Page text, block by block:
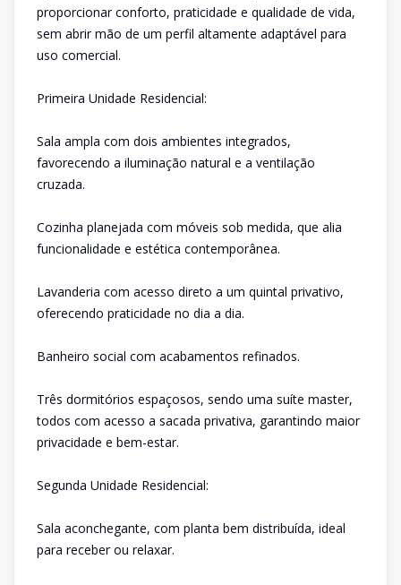
proporcionar conforto, praticidade e qualidade de vida,
sem abrir mão de um perfil altamente adaptável para
uso comercial.
Primeira Unidade Residencial:
Sala ampla com dois ambientes integrados,
favorecendo a iluminação natural e a ventilação
cruzada.
Cozinha planejada com móveis sob medida, que alia
funcionalidade e estética contemporânea.
Lavanderia com acesso direto a um quintal privativo,
oferecendo praticidade no dia a dia.
Banheiro social com acabamentos refinados.
Três dormitórios espaçosos, sendo uma suíte master,
todos com acesso a sacada privativa, garantindo maior
privacidade e bem-estar.
Segunda Unidade Residencial:
Sala aconchegante, com planta bem distribuída, ideal
para receber ou relaxar.